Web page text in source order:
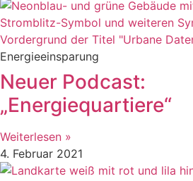
Energieeinsparung
Neuer Podcast:
„Energiequartiere“
Weiterlesen »
4. Februar 2021